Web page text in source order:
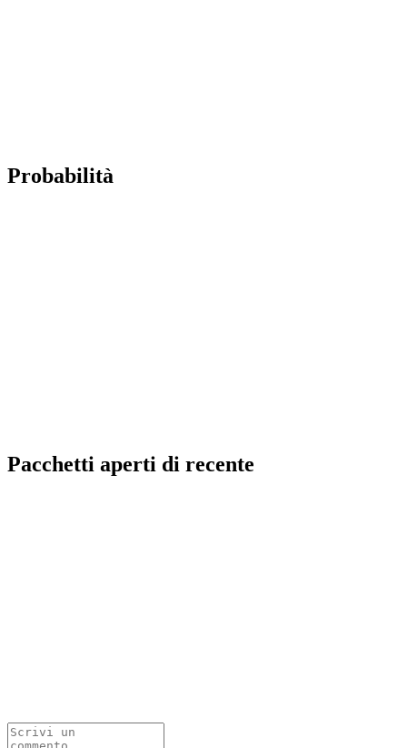
Probabilità
Pacchetti aperti di recente